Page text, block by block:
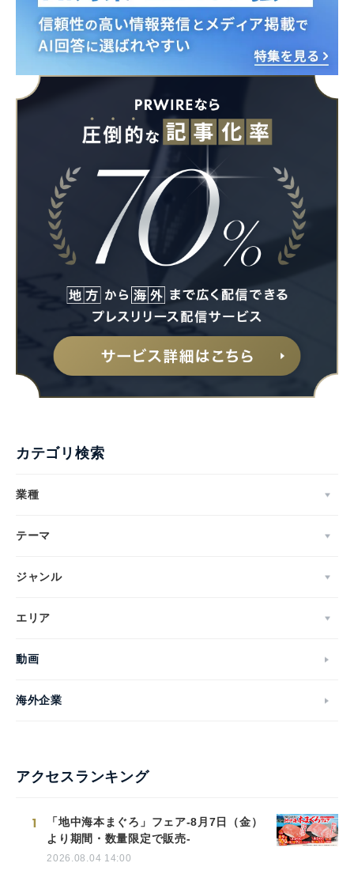
カテゴリ検索
業種
テーマ
ジャンル
エリア
動画
海外企業
アクセスランキング
1
「地中海本まぐろ」フェア-8月7日（金）
より期間・数量限定で販売-
2026.08.04 14:00